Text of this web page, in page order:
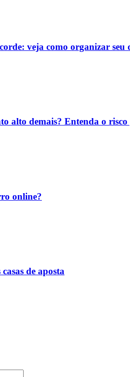
veja como organizar seu
alto demais? Entenda o risco
online?
de aposta